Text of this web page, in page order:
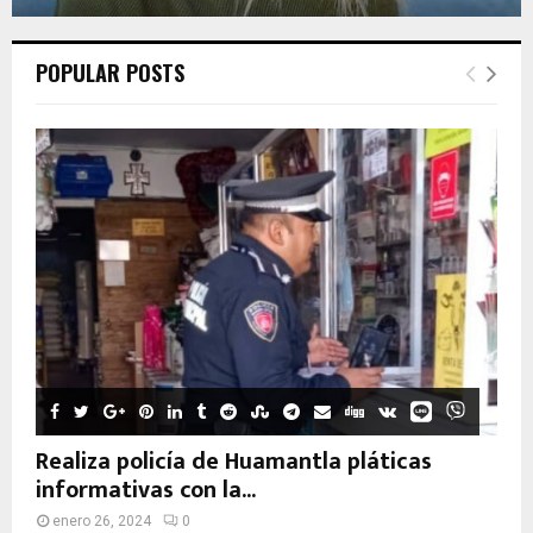
POPULAR POSTS
Realiza policía de Huamantla pláticas
informativas con la...
enero 26, 2024 0